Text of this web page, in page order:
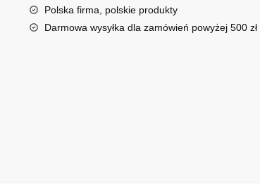
t
i
Polska firma, polskie produkty
Darmowa wysyłka dla zamówień powyżej 500 zł